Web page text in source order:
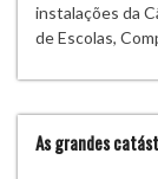
instalações da
de Escolas,
As grandes